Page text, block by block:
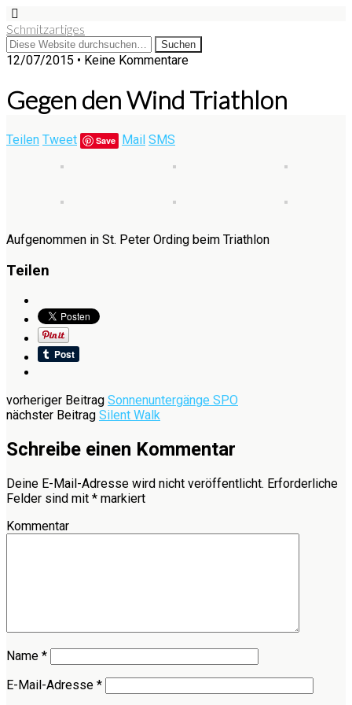
Schmitzartiges
12/07/2015 • Keine Kommentare
Gegen den Wind Triathlon
Teilen Tweet Save Mail SMS
Aufgenommen in St. Peter Ording beim Triathlon
Teilen
vorheriger Beitrag Sonnenuntergänge SPO
nächster Beitrag Silent Walk
Schreibe einen Kommentar
Deine E-Mail-Adresse wird nicht veröffentlicht. Erforderliche
Felder sind mit * markiert
Kommentar
Name *
E-Mail-Adresse *